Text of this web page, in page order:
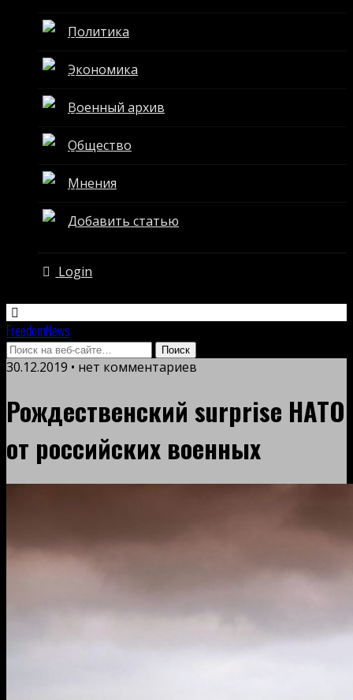
Политика
Экономика
Военный архив
Общество
Мнения
Добавить статью
Login
FreedomNews
30.12.2019 • нет комментариев
Рождественский surprise НАТО
от российских военных